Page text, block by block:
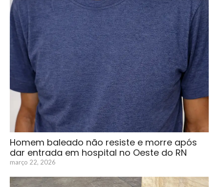
Homem baleado não resiste e morre após
dar entrada em hospital no Oeste do RN
março 22, 2026